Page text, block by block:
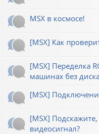
MSX в космосе!
[MSX] Как
[MSX] Переделка
машинах без
[MSX]
[MSX]
видеосигнал?